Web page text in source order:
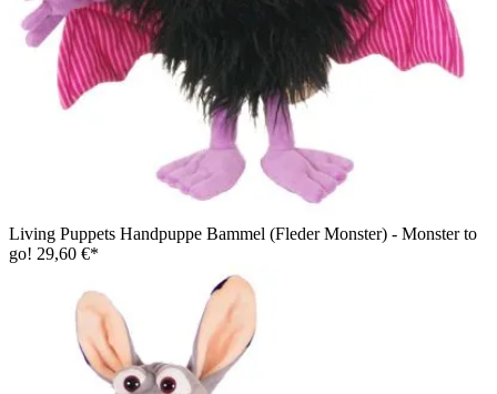
Living Puppets Handpuppe Bammel (Fleder Monster) - Monster to
go! 29,60 €*